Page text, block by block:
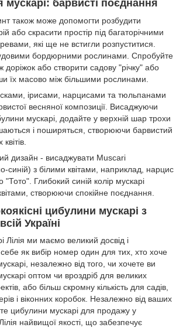
барвисті поєднання
також може допомогти розбудити
або скрасити простір під багаторічними
які ще не встигли розпуститися.
бордюрними рослинами. Спробуйте
доріжок або створити садову "річку" або
їх масово між більшими рослинами.
ірисами, нарцисами та тюльпанами
весняної композиції. Висаджуючи
мускарі, додайте у верхній шар трохи
і поширяться, створюючи барвистий
дизайн - висаджувати Muscari
синій) з білими квітами, наприклад, нарцис
Глибокий синій колір мускарі
створюючи спокійне поєднання.
цибулини мускарі з
Україні
ми маємо великий досвід і
як вибір номер один для тих, хто хоче
незалежно від того, чи хочете ви
оптом чи вроздріб для великих
або більш скромну кількість для садів,
і віконних коробок. Незалежно від ваших
цибулини мускарі для продажу у
найвищої якості, що забезпечує